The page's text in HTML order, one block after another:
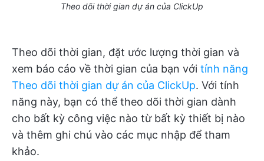
Theo dõi thời gian dự án của ClickUp
Theo dõi thời gian, đặt ước lượng thời gian và
xem báo cáo về thời gian của bạn với tính năng
Theo dõi thời gian dự án của ClickUp. Với tính
năng này, bạn có thể theo dõi thời gian dành
cho bất kỳ công việc nào từ bất kỳ thiết bị nào
và thêm ghi chú vào các mục nhập để tham
khảo.